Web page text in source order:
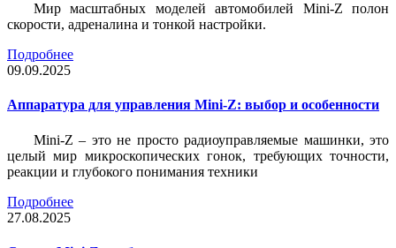
Мир масштабных моделей автомобилей Mini-Z полон
скорости, адреналина и тонкой настройки.
Подробнее
09.09.2025
Аппаратура для управления Mini-Z: выбор и особенности
Mini-Z – это не просто радиоуправляемые машинки, это
целый мир микроскопических гонок, требующих точности,
реакции и глубокого понимания техники
Подробнее
27.08.2025